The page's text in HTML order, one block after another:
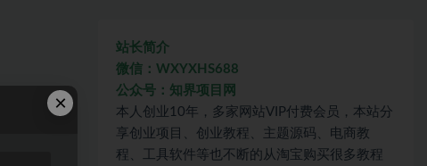
站长简介
微信：WXYXHS688
公众号：知界项目网
本人创业10年，多家网站VIP付费会员，本站分
享创业项目、创业教程、主题源码、电商教
程、工具软件等也不断的从淘宝购买很多教程
×